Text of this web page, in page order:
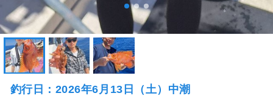
釣行日：2026年6月13日（土）中潮